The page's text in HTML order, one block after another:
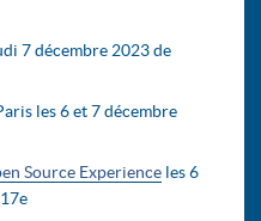
7 décembre 2023 de
les 6 et 7 décembre
Source Experience les 6